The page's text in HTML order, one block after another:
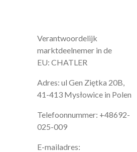
Verantwoordelijk
marktdeelnemer in de
EU: CHATLER
Adres: ul Gen Ziętka 20B,
41-413 Mysłowice in Polen
Telefoonnummer: +48692-
025-009
E-mailadres: